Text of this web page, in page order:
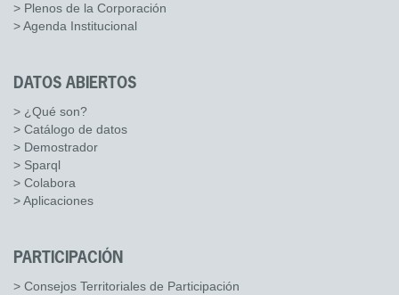
> Plenos de la Corporación
> Agenda Institucional
DATOS ABIERTOS
> ¿Qué son?
> Catálogo de datos
> Demostrador
> Sparql
> Colabora
> Aplicaciones
PARTICIPACIÓN
> Consejos Territoriales de Participación